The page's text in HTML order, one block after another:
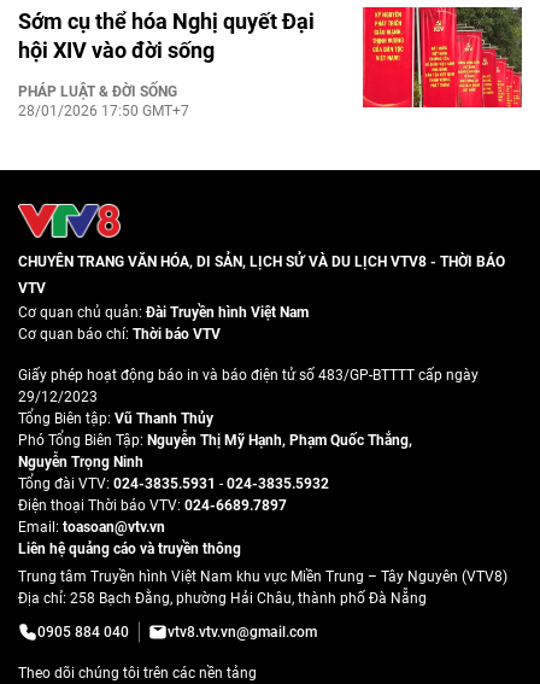
Sớm cụ thể hóa Nghị quyết Đại
hội XIV vào đời sống
PHÁP LUẬT & ĐỜI SỐNG
28/01/2026 17:50 GMT+7
CHUYÊN TRANG VĂN HÓA, DI SẢN, LỊCH SỬ VÀ DU LỊCH VTV8 - THỜI BÁO
VTV
Cơ quan chủ quản:Đài Truyền hình Việt Nam
Cơ quan báo chí: Thời báo VTV
Giấy phép hoạt động báo in và báo điện tử số 483/GP-BTTTT cấp ngày
29/12/2023
Tổng Biên tập: Vũ Thanh Thủy
Phó Tổng Biên Tập: Nguyễn Thị Mỹ Hạnh, Phạm Quốc Thắng,
Nguyễn Trọng Ninh
Tổng đài VTV: 024-3835.5931 - 024-3835.5932
Ðiện thoại Thời báo VTV: 024-6689.7897
Email: toasoan@vtv.vn
Liên hệ quảng cáo và truyền thông
Trung tâm Truyền hình Việt Nam khu vực Miền Trung – Tây Nguyên (VTV8)
Địa chỉ: 258 Bạch Đằng, phường Hải Châu, thành phố Đà Nẵng
0905 884 040
vtv8.vtv.vn@gmail.com
Theo dõi chúng tôi trên các nền tảng